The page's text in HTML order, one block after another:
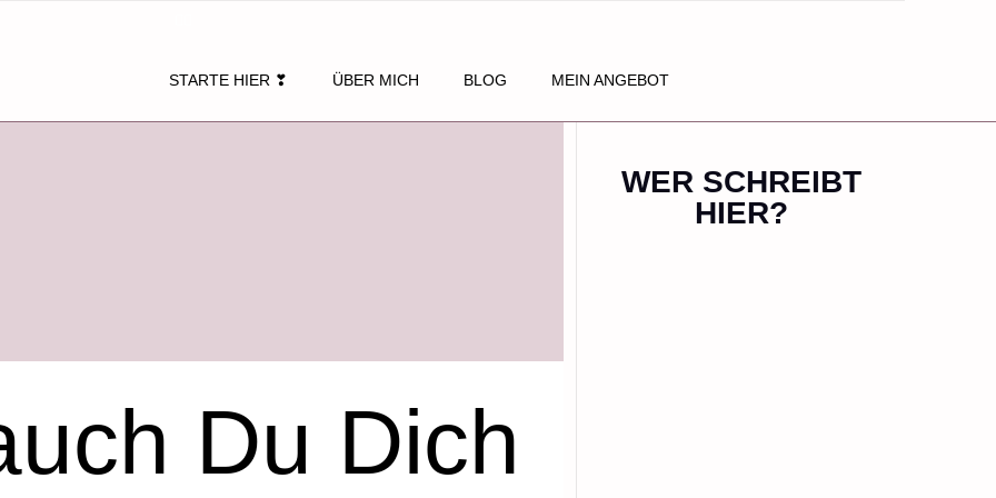
STARTE HIER ❣ ÜBER MICH BLOG MEIN ANGEBOT
Du Dich
WER SCHREIBT
HIER?